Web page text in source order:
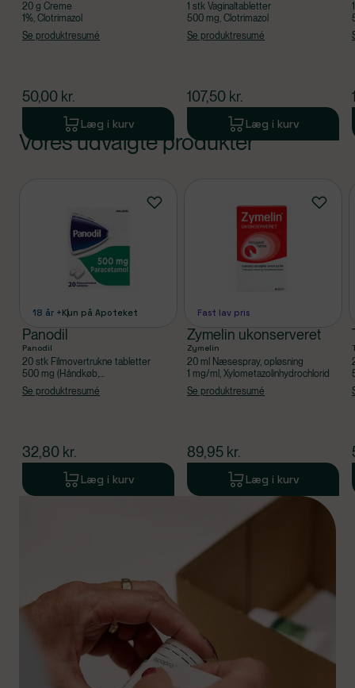
20 g Creme
1%, Clotrimazol
Se produktresumé
$nuværende pris
50,00 kr.
Læg i kurv
1 stk Vaginaltabletter
500 mg, Clotrimazol
Se produktresumé
$nuværende pris
107,50 kr.
Læg i kurv
Produkt 1 af 0
Vores udvalgte produkter
18 år +Kun på Apoteket
Panodil
Panodil
20 stk Filmovertrukne tabletter
500 mg (Håndkøb,
apoteksforbeholdt), Paracetamol
Se produktresumé
$nuværende pris
32,80 kr.
Læg i kurv
Fast lav pris
Zymelin ukonserveret
Zymelin
20 ml Næsespray, opløsning
1 mg/ml, Xylometazolinhydrochlorid
Se produktresumé
$nuværende pris
89,95 kr.
Læg i kurv